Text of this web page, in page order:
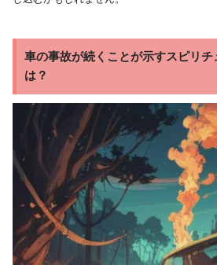
車の事故が続くことが示すスピリチ
は？